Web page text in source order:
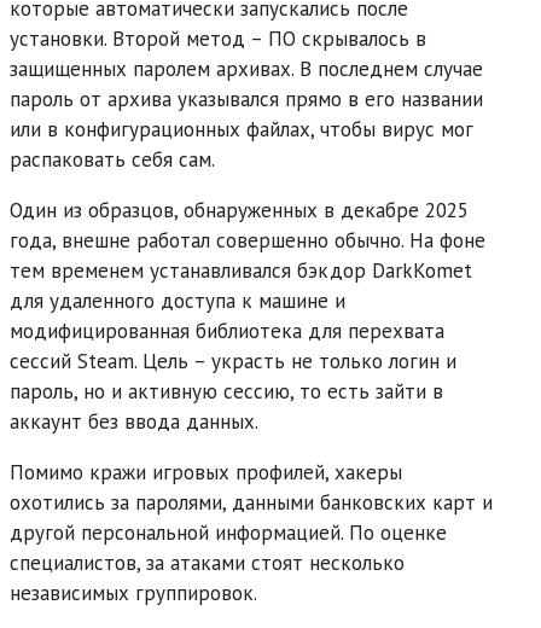
которые автоматически запускались после
установки. Второй метод – ПО скрывалось в
защищенных паролем архивах. В последнем случае
пароль от архива указывался прямо в его названии
или в конфигурационных файлах, чтобы вирус мог
распаковать себя сам.
Один из образцов, обнаруженных в декабре 2025
года, внешне работал совершенно обычно. На фоне
тем временем устанавливался бэкдор DarkKomet
для удаленного доступа к машине и
модифицированная библиотека для перехвата
сессий Steam. Цель – украсть не только логин и
пароль, но и активную сессию, то есть зайти в
аккаунт без ввода данных.
Помимо кражи игровых профилей, хакеры
охотились за паролями, данными банковских карт и
другой персональной информацией. По оценке
специалистов, за атаками стоят несколько
независимых группировок.